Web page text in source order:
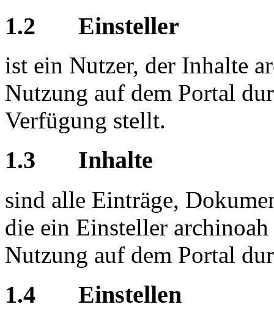
1.2 Einsteller
ist ein Nutzer, der Inhalte
Nutzung auf dem Portal
Verfügung stellt.
1.3 Inhalte
sind alle Einträge,
die ein Einsteller
Nutzung auf dem Portal
1.4 Einstellen